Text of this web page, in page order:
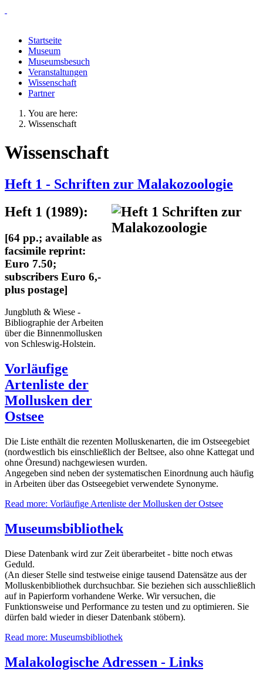
Startseite
Museum
Museumsbesuch
Veranstaltungen
Wissenschaft
Partner
You are here:
Wissenschaft
Wissenschaft
Heft 1 - Schriften zur Malakozoologie
Heft 1 (1989):
[64 pp.; available as
facsimile reprint:
Euro 7.50;
subscribers Euro 6,-
plus postage]
Jungbluth & Wiese -
Bibliographie der Arbeiten
über die Binnenmollusken
von Schleswig-Holstein.
Vorläufige
Artenliste der
Mollusken der
Ostsee
Die Liste enthält die rezenten Molluskenarten, die im Ostseegebiet
(nordwestlich bis einschließlich der Beltsee, also ohne Kattegat und
ohne Öresund) nachgewiesen wurden.
Angegeben sind neben der systematischen Einordnung auch häufig
in Arbeiten über das Ostseegebiet verwendete Synonyme.
Read more: Vorläufige Artenliste der Mollusken der Ostsee
Museumsbibliothek
Diese Datenbank wird zur Zeit überarbeitet - bitte noch etwas
Geduld.
(An dieser Stelle sind testweise einige tausend Datensätze aus der
Molluskenbibliothek durchsuchbar. Sie beziehen sich ausschließlich
auf in Papierform vorhandene Werke. Wir versuchen, die
Funktionsweise und Performance zu testen und zu optimieren. Sie
dürfen bald wieder in dieser Datenbank stöbern).
Read more: Museumsbibliothek
Malakologische Adressen - Links